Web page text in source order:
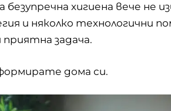
хигиена вече не
и няколко технологични
задача.
дома си.